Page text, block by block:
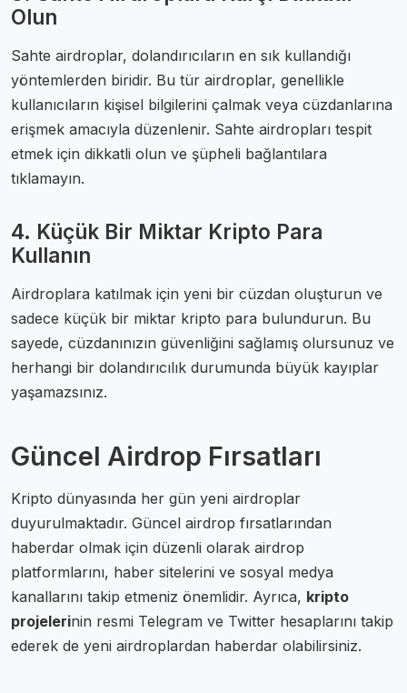
Olun
Sahte airdroplar, dolandırıcıların en sık kullandığı
yöntemlerden biridir. Bu tür airdroplar, genellikle
kullanıcıların kişisel bilgilerini çalmak veya cüzdanlarına
erişmek amacıyla düzenlenir. Sahte airdropları tespit
etmek için dikkatli olun ve şüpheli bağlantılara
tıklamayın.
4. Küçük Bir Miktar Kripto Para
Kullanın
Airdroplara katılmak için yeni bir cüzdan oluşturun ve
sadece küçük bir miktar kripto para bulundurun. Bu
sayede, cüzdanınızın güvenliğini sağlamış olursunuz ve
herhangi bir dolandırıcılık durumunda büyük kayıplar
yaşamazsınız.
Güncel Airdrop Fırsatları
Kripto dünyasında her gün yeni airdroplar
duyurulmaktadır. Güncel airdrop fırsatlarından
haberdar olmak için düzenli olarak airdrop
platformlarını, haber sitelerini ve sosyal medya
kanallarını takip etmeniz önemlidir. Ayrıca, kripto
projelerinin resmi Telegram ve Twitter hesaplarını takip
ederek de yeni airdroplardan haberdar olabilirsiniz.